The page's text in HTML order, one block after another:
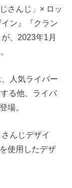
さんじ」× ロッ
ン』『クラン
、2023年1月
人気ライバー
る他、ライバ
場。
んじデザイ
使用したデザ